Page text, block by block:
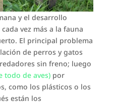
y el desarrollo
vez más a la fauna
El principal problema
de perros y gatos
sin freno; luego
todo de aves)por
como los plásticos o los
están los